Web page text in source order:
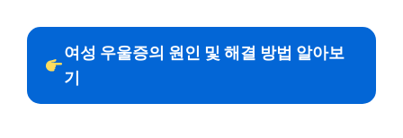
여성 우울증의 원인 및 해결 방법 알아보
기